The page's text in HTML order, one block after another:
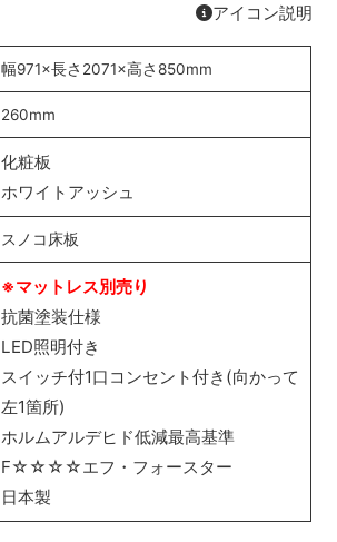
アイコン説明
幅971×長さ2071×高さ850mm
260mm
化粧板
ホワイトアッシュ
スノコ床板
※マットレス別売り
抗菌塗装仕様
LED照明付き
スイッチ付1口コンセント付き(向かって
左1箇所)
ホルムアルデヒド低減最高基準
F☆☆☆☆エフ・フォースター
日本製